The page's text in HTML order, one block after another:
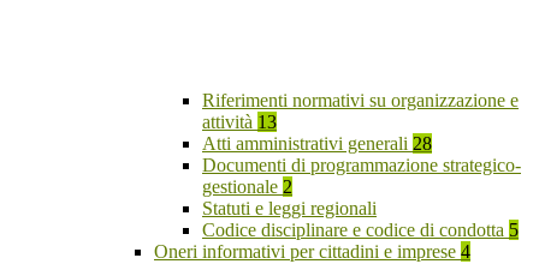
Riferimenti normativi su organizzazione e
attività 13
Atti amministrativi generali 28
Documenti di programmazione strategico-
gestionale 2
Statuti e leggi regionali
Codice disciplinare e codice di condotta 5
Oneri informativi per cittadini e imprese 4